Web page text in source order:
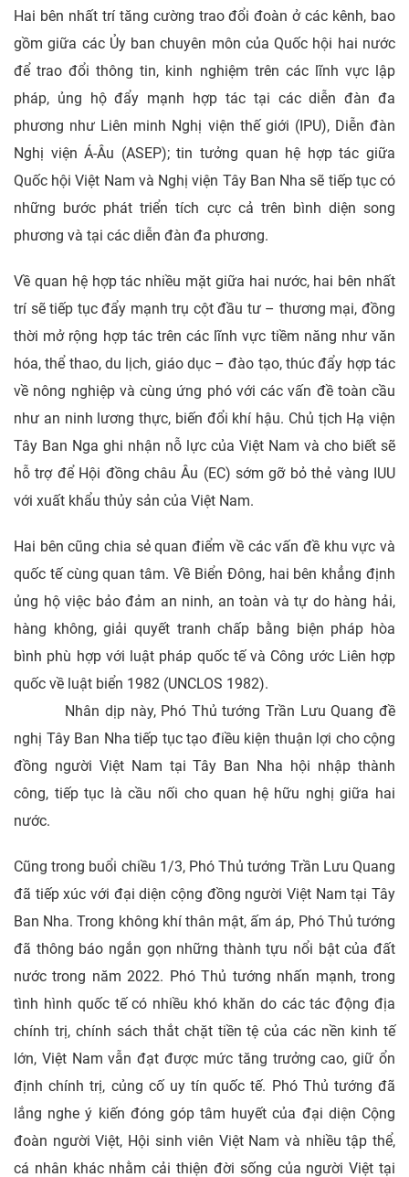
Hai bên nhất trí tăng cường trao đổi đoàn ở các kênh, bao
gồm giữa các Ủy ban chuyên môn của Quốc hội hai nước
để trao đổi thông tin, kinh nghiệm trên các lĩnh vực lập
pháp, ủng hộ đẩy mạnh hợp tác tại các diễn đàn đa
phương như Liên minh Nghị viện thế giới (IPU), Diễn đàn
Nghị viện Á-Âu (ASEP); tin tưởng quan hệ hợp tác giữa
Quốc hội Việt Nam và Nghị viện Tây Ban Nha sẽ tiếp tục có
những bước phát triển tích cực cả trên bình diện song
phương và tại các diễn đàn đa phương.
Về quan hệ hợp tác nhiều mặt giữa hai nước, hai bên nhất
trí sẽ tiếp tục đẩy mạnh trụ cột đầu tư – thương mại, đồng
thời mở rộng hợp tác trên các lĩnh vực tiềm năng như văn
hóa, thể thao, du lịch, giáo dục – đào tạo, thúc đẩy hợp tác
về nông nghiệp và cùng ứng phó với các vấn đề toàn cầu
như an ninh lương thực, biến đổi khí hậu. Chủ tịch Hạ viện
Tây Ban Nga ghi nhận nỗ lực của Việt Nam và cho biết sẽ
hỗ trợ để Hội đồng châu Âu (EC) sớm gỡ bỏ thẻ vàng IUU
với xuất khẩu thủy sản của Việt Nam.
Hai bên cũng chia sẻ quan điểm về các vấn đề khu vực và
quốc tế cùng quan tâm. Về Biển Đông, hai bên khẳng định
ủng hộ việc bảo đảm an ninh, an toàn và tự do hàng hải,
hàng không, giải quyết tranh chấp bằng biện pháp hòa
bình phù hợp với luật pháp quốc tế và Công ước Liên hợp
quốc về luật biển 1982 (UNCLOS 1982).
Nhân dịp này, Phó Thủ tướng Trần Lưu Quang đề
nghị Tây Ban Nha tiếp tục tạo điều kiện thuận lợi cho cộng
đồng người Việt Nam tại Tây Ban Nha hội nhập thành
công, tiếp tục là cầu nối cho quan hệ hữu nghị giữa hai
nước.
Cũng trong buổi chiều 1/3, Phó Thủ tướng Trần Lưu Quang
đã tiếp xúc với đại diện cộng đồng người Việt Nam tại Tây
Ban Nha. Trong không khí thân mật, ấm áp, Phó Thủ tướng
đã thông báo ngắn gọn những thành tựu nổi bật của đất
nước trong năm 2022. Phó Thủ tướng nhấn mạnh, trong
tình hình quốc tế có nhiều khó khăn do các tác động địa
chính trị, chính sách thắt chặt tiền tệ của các nền kinh tế
lớn, Việt Nam vẫn đạt được mức tăng trưởng cao, giữ ổn
định chính trị, củng cố uy tín quốc tế. Phó Thủ tướng đã
lắng nghe ý kiến đóng góp tâm huyết của đại diện Cộng
đoàn người Việt, Hội sinh viên Việt Nam và nhiều tập thể,
cá nhân khác nhằm cải thiện đời sống của người Việt tại